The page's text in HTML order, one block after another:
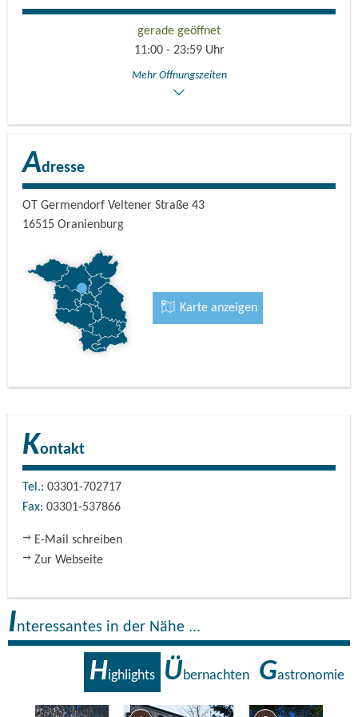
seperaten Raucherraum mit 40 Sitzplätzen. Auf dem
hauseigenen Parkplatz stehen Ihnen 60 Pkw-stellplätze zur
Verfügung und Reisebussen können problemlos parken.
gerade geöffnet
11:00 - 23:59 Uhr
Mehr Öffnungszeiten
Adresse
OT Germendorf Veltener Straße 43
16515 Oranienburg
Karte anzeigen
Kontakt
Tel.: 03301-702717
Fax: 03301-537866
E-Mail schreiben
Zur Webseite
Interessantes in der Nähe ...
Highlights Übernachten Gastronomie